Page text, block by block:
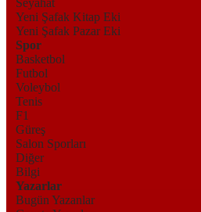
Seyahat
Yeni Şafak Kitap Eki
Yeni Şafak Pazar Eki
Spor
Basketbol
Futbol
Voleybol
Tenis
F1
Güreş
Salon Sporları
Diğer
Bilgi
Yazarlar
Bugün Yazanlar